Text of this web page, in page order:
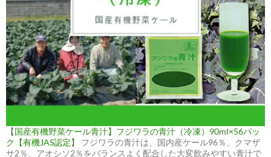
【国産有機野菜ケール青汁】フジワラの青汁（冷凍）90ml×56パッ
ク【有機JAS認定】
フジワラの青汁は、国内産ケール96％、クマザ
サ2％、アオシソ2％をバランスよく配合した大変飲みやすい青汁で